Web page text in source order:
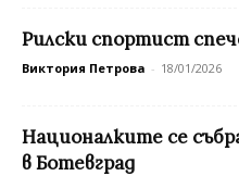
Рилски спортист
Виктория Петрова - 18/01/2026
Националките се
в Ботевград